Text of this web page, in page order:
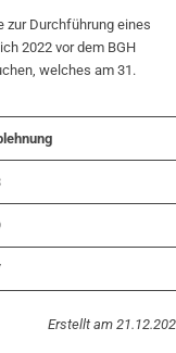
zur Durchführung eines
2022 vor dem BGH
welches am 31.
Erstellt am